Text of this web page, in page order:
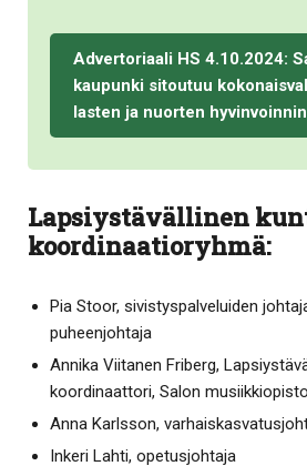
Advertoriaali HS 4.10.2024:
kaupunki sitoutuu
lasten ja nuorten
Lapsiystävällinen
koordinaatioryhmä:
Pia Stoor, sivistyspalveluiden
puheenjohtaja
Annika Viitanen Friberg,
koordinaattori, Salon
Anna Karlsson,
Inkeri Lahti, opetusjohtaja